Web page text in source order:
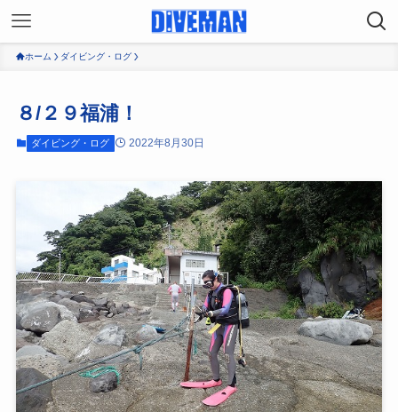
ホーム ダイビング・ログ
８/２９福浦！
ダイビング・ログ 2022年8月30日